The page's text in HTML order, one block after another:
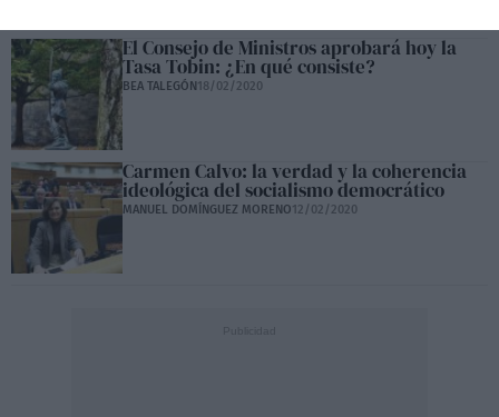
El Consejo de Ministros aprobará hoy la
Tasa Tobin: ¿En qué consiste?
BEA TALEGÓN18/02/2020
Carmen Calvo: la verdad y la coherencia
ideológica del socialismo democrático
MANUEL DOMÍNGUEZ MORENO12/02/2020